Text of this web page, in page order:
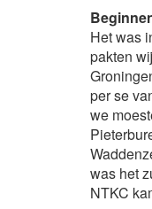
Het was
pakten
per se
we
was het
NTKC